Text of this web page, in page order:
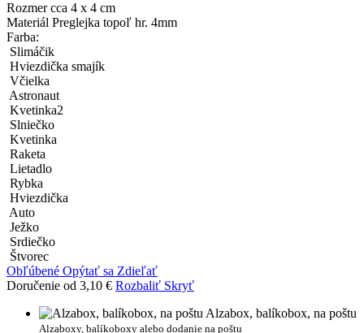
Rozmer cca 4 x 4 cm
Materiál Preglejka topoľ hr. 4mm
Farba:
Slimáčik
Hviezdička smajík
Včielka
Astronaut
Kvetinka2
Slniečko
Kvetinka
Raketa
Lietadlo
Rybka
Hviezdička
Auto
Ježko
Srdiečko
Štvorec
Obľúbené Opýtať sa Zdieľať
Doručenie od 3,10 € Rozbaliť Skryť
Alzabox, balíkobox, na poštu
Alzaboxy, balíkoboxy alebo dodanie na poštu